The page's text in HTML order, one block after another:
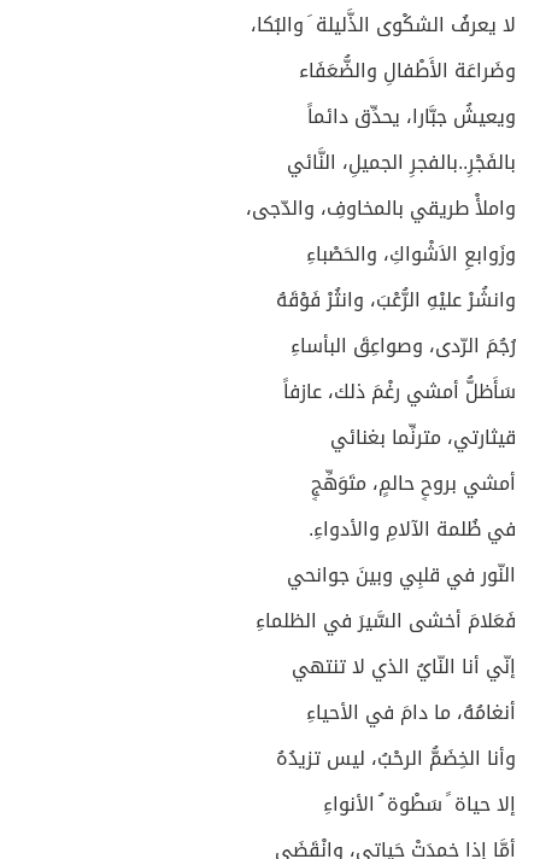
لا يعرفُ الشكْوى الذَّليلة َ والبُكا،
وضَراعَة الأَطْفالِ والضُّعَفَاء
ويعيشُ جبَّارا، يحدِّق دائماً
بالفَجْرِ..بالفجرِ الجميلِ، النَّائي
واملأْ طريقي بالمخاوفِ، والدّجى،
وزَوابعِ الاَشْواكِ، والحَصْباءِ
وانشُرْ عليْهِ الرُّعْبَ، وانثُرْ فَوْقَهُ
رُجُمَ الرّدى، وصواعِقَ البأساءِ
سَأَظلُّ أمشي رغْمَ ذلك، عازفاً
قيثارتي، مترنِّما بغنائي
أمشي بروحٍ حالمٍ، متَوَهِّجٍ
في ظُلمة الآلامِ والأدواءِ.
النّور في قلبِي وبينَ جوانحي
فَعَلامَ أخشى السَّيرَ في الظلماءِ
إنّي أنا النّايُ الذي لا تنتهي
أنغامُهُ، ما دامَ في الأحياءِ
وأنا الخِضَمُّ الرحْبُ، ليس تزيدُهُ
إلا حياة ً سَطْوة ُ الأنواءِ
أمَّا إذا خمدَتْ حَياتي، وانْقَضَى